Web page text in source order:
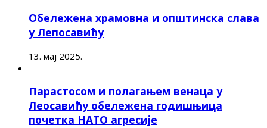
Обележена храмовна и општинска слава
у Лепосавићу
13. мај 2025.
Парастосом и полагањем венаца у
Леосавићу обележена годишњица
почетка НАТО агресије